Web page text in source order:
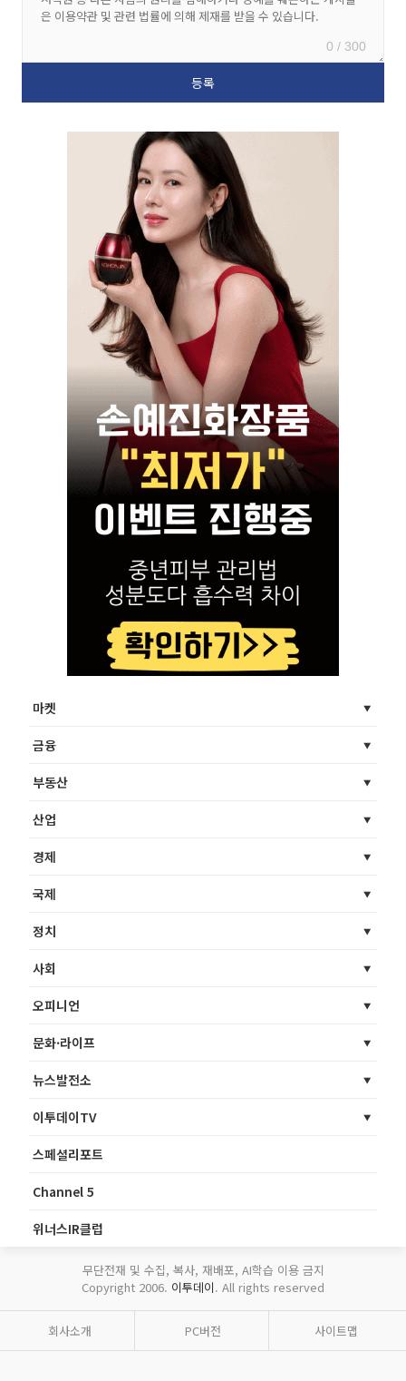
0 / 300
마켓
금융
부동산
산업
경제
국제
정치
사회
오피니언
문화·라이프
뉴스발전소
이투데이TV
스페셜리포트
Channel 5
위너스IR클럽
무단전재 및 수집, 복사, 재배포, AI학습 이용 금지
Copyright 2006. 이투데이. All rights reserved
회사소개 PC버전 사이트맵